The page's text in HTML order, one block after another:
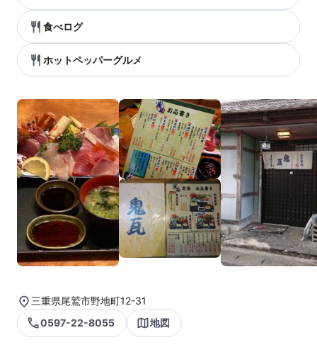
食べログ
ホットペッパーグルメ
三重県尾鷲市野地町12-31
0597-22-8055
地図